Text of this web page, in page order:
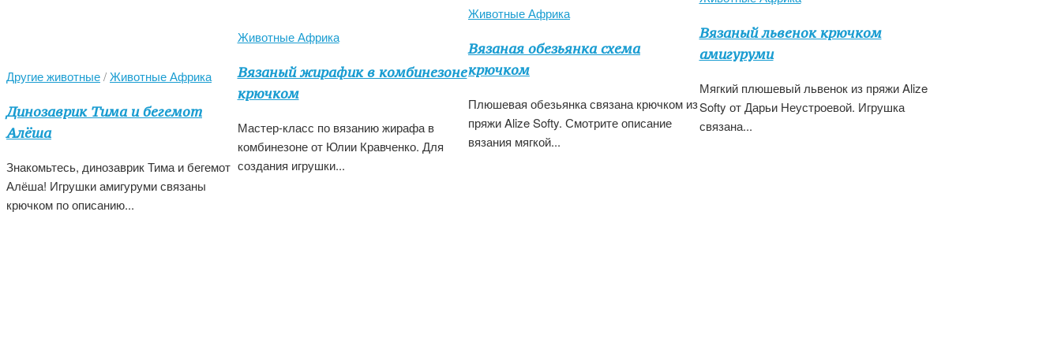
Другие животные/Животные Африка
Динозаврик Тима и бегемот
Алёша
Знакомьтесь, динозаврик Тима и бегемот
Алёша! Игрушки амигуруми связаны
крючком по описанию...
Животные Африка
Вязаный жирафик в комбинезоне
крючком
Мастер-класс по вязанию жирафа в
комбинезоне от Юлии Кравченко. Для
создания игрушки...
Животные Африка
Вязаная обезьянка схема
крючком
Плюшевая обезьянка связана крючком из
пряжи Alize Softy. Смотрите описание
вязания мягкой...
Вязаный львенок крючком
амигуруми
Мягкий плюшевый львенок из пряжи Alize
Softy от Дарьи Неустроевой. Игрушка
связана...